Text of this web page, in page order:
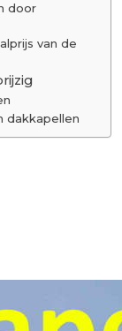
door
van de
dakkapellen